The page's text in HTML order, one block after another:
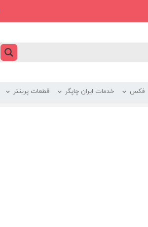
فکس خدمات ایران چاپگر قطعات پرینتر